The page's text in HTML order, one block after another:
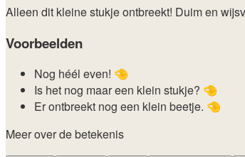
Alleen dit kleine stukje ontbreekt! Duim en
Voorbeelden
Nog héél even! 🤏
Is het nog maar een klein stukje? 🤏
Er ontbreekt nog een klein beetje. 🤏
Meer over de betekenis